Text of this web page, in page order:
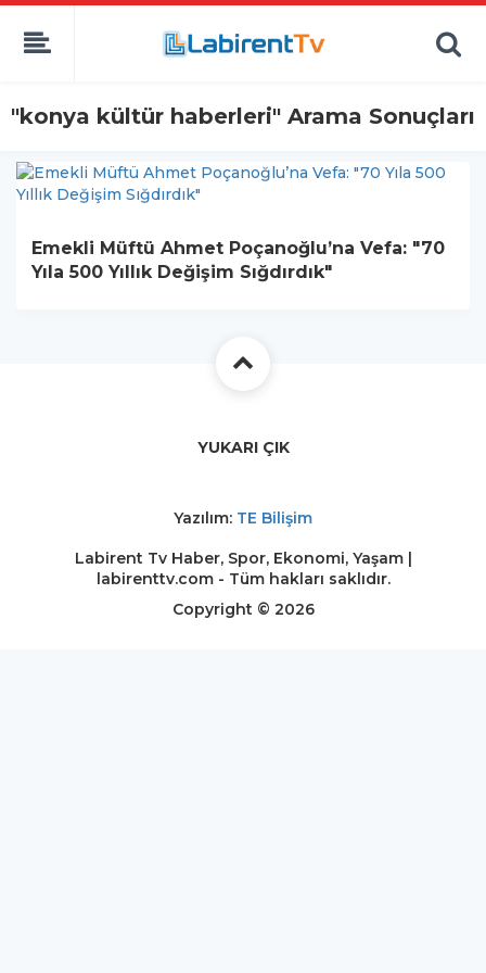
"konya kültür haberleri" Arama Sonuçları
Emekli Müftü Ahmet Poçanoğlu’na Vefa: "70
Yıla 500 Yıllık Değişim Sığdırdık"
YUKARI ÇIK
Yazılım: TE Bilişim
Labirent Tv Haber, Spor, Ekonomi, Yaşam |
labirenttv.com - Tüm hakları saklıdır.
Copyright © 2026